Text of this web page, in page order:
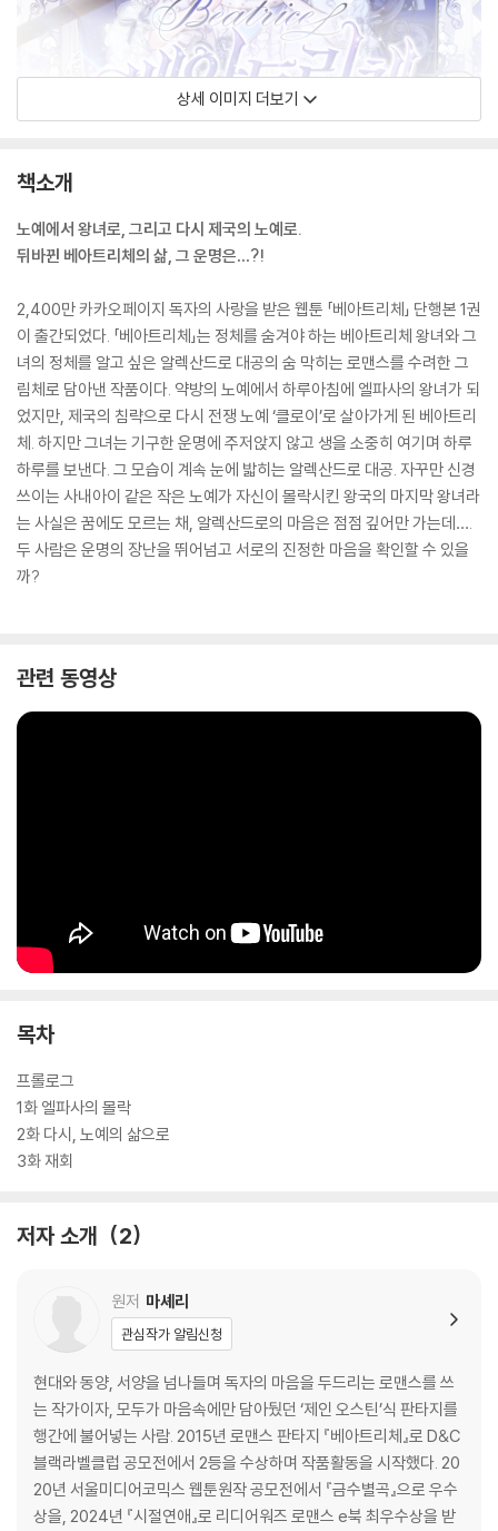
상세 이미지 더보기
책소개
노예에서 왕녀로, 그리고 다시 제국의 노예로.
뒤바뀐 베아트리체의 삶, 그 운명은…?!
2,400만 카카오페이지 독자의 사랑을 받은 웹툰 「베아트리체」 단행본 1권
이 출간되었다. 「베아트리체」는 정체를 숨겨야 하는 베아트리체 왕녀와 그
녀의 정체를 알고 싶은 알렉산드로 대공의 숨 막히는 로맨스를 수려한 그
림체로 담아낸 작품이다. 약방의 노예에서 하루아침에 엘파사의 왕녀가 되
었지만, 제국의 침략으로 다시 전쟁 노예 ‘클로이’로 살아가게 된 베아트리
체. 하지만 그녀는 기구한 운명에 주저앉지 않고 생을 소중히 여기며 하루
하루를 보낸다. 그 모습이 계속 눈에 밟히는 알렉산드로 대공. 자꾸만 신경
쓰이는 사내아이 같은 작은 노예가 자신이 몰락시킨 왕국의 마지막 왕녀라
는 사실은 꿈에도 모르는 채, 알렉산드로의 마음은 점점 깊어만 가는데….
두 사람은 운명의 장난을 뛰어넘고 서로의 진정한 마음을 확인할 수 있을
까?
관련 동영상
목차
프롤로그
1화 엘파사의 몰락
2화 다시, 노예의 삶으로
3화 재회
저자 소개 2
원저 마셰리
관심작가 알림신청
현대와 동양, 서양을 넘나들며 독자의 마음을 두드리는 로맨스를 쓰
는 작가이자, 모두가 마음속에만 담아뒀던 ‘제인 오스틴’식 판타지를
행간에 불어넣는 사람. 2015년 로맨스 판타지 『베아트리체』로 D&C
블랙라벨클럽 공모전에서 2등을 수상하며 작품활동을 시작했다. 20
20년 서울미디어코믹스 웹툰원작 공모전에서 『금수별곡』으로 우수
상을, 2024년 『시절연애』로 리디어워즈 로맨스 e북 최우수상을 받